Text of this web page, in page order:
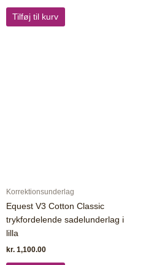
Tilføj til kurv
Korrektionsunderlag
Equest V3 Cotton Classic
trykfordelende sadelunderlag i
lilla
kr. 1,100.00